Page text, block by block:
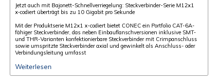
Jetzt auch mit Bajonett-Schnellverriegelung: Steckverbinder-Serie M12x1
x‑codiert überträgt bis zu 10 Gigabit pro Sekunde
Mit der Produktserie M12x1 x-codiert bietet CONEC ein Portfolio CAT-6A-
fähiger Steckverbinder, das neben Einbauflanschversionen inklusive SMT-
und THR-Varianten konfektionierbare Steckverbinder mit Crimpanschluss
sowie umspritzte Steckverbinder axial und gewinkelt als Anschluss- oder
Verbindungsleitung umfasst
Weiterlesen